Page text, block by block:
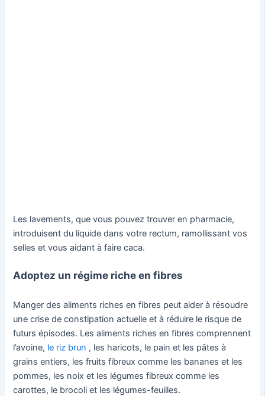
Les lavements, que vous pouvez trouver en pharmacie,
introduisent du liquide dans votre rectum, ramollissant vos
selles et vous aidant à faire caca.
Adoptez un régime riche en fibres
Manger des aliments riches en fibres peut aider à résoudre
une crise de constipation actuelle et à réduire le risque de
futurs épisodes. Les aliments riches en fibres comprennent
l’avoine, le riz brun , les haricots, le pain et les pâtes à
grains entiers, les fruits fibreux comme les bananes et les
pommes, les noix et les légumes fibreux comme les
carottes, le brocoli et les légumes-feuilles.